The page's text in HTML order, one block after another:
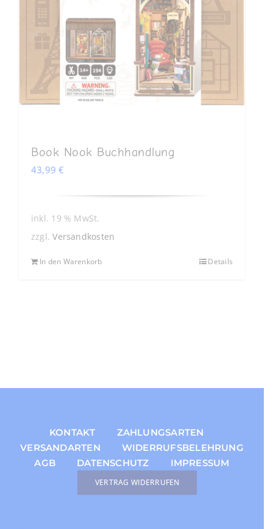
Book Nook Buchhandlung
43,99€
inkl. 19 % MwSt.
zzgl.Versandkosten
In den Warenkorb Details
KONTAKT
ZAHLUNGSARTEN
VERSANDARTEN
WIDERRUFSBELEHRUNG
AGB
DATENSCHUTZ IMPRESSUM
VERTRAG WIDERRUFEN